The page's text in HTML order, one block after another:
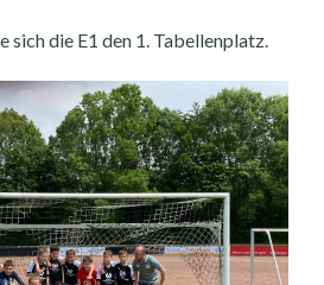
sich die E1 den 1. Tabellenplatz.